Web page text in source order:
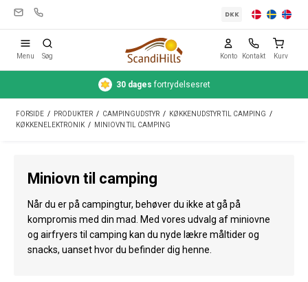
Telte
Rengøring & pleje
Rejseudstyr
Bil & trailer
DKK
Menu Søg Konto Kontakt Kurv
30 dages fortrydelsesret
FORSIDE / PRODUKTER / CAMPINGUDSTYR / KØKKENUDSTYR TIL CAMPING /
KØKKENELEKTRONIK / MINIOVN TIL CAMPING
Miniovn til camping
Når du er på campingtur, behøver du ikke at gå på
kompromis med din mad. Med vores udvalg af miniovne
og airfryers til camping kan du nyde lækre måltider og
snacks, uanset hvor du befinder dig henne.